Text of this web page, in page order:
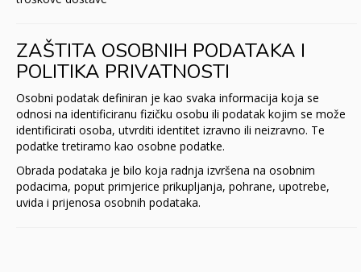
ZAŠTITA OSOBNIH PODATAKA I
POLITIKA PRIVATNOSTI
Osobni podatak definiran je kao svaka informacija koja se
odnosi na identificiranu fizičku osobu ili podatak kojim se može
identificirati osoba, utvrditi identitet izravno ili neizravno. Te
podatke tretiramo kao osobne podatke.
Obrada podataka je bilo koja radnja izvršena na osobnim
podacima, poput primjerice prikupljanja, pohrane, upotrebe,
uvida i prijenosa osobnih podataka.